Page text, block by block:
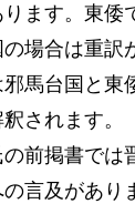
ます。東倭
場合は重訳
馬台国と東
されます。
前掲書では
言及があり